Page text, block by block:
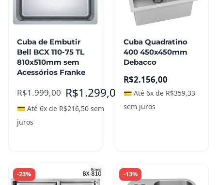
Cuba de Embutir
Bell BCX 110-75 TL
810x510mm sem
Acessórios Franke
R$1.999,00 R$1.299,00
💳 Até 6x de R$216,50 sem
juros
variantes.
As
podem
ser
escolhidas
página
do
Cuba Quadratino
400 450x450mm
Debacco
R$2.156,00
💳 Até 6x de R$359,33
sem juros
-23% -13%